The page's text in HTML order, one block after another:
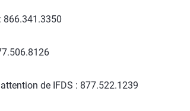
866.341.3350
de IFDS : 877.522.1239